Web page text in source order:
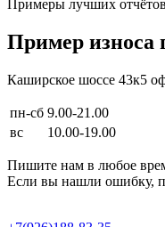
Примеры лучших
Пример износа
Каширское шоссе 43к5
пн-сб 9.00-21.00
вс
10.00-19.00
Пишите нам в любое
Если вы нашли ошибку,